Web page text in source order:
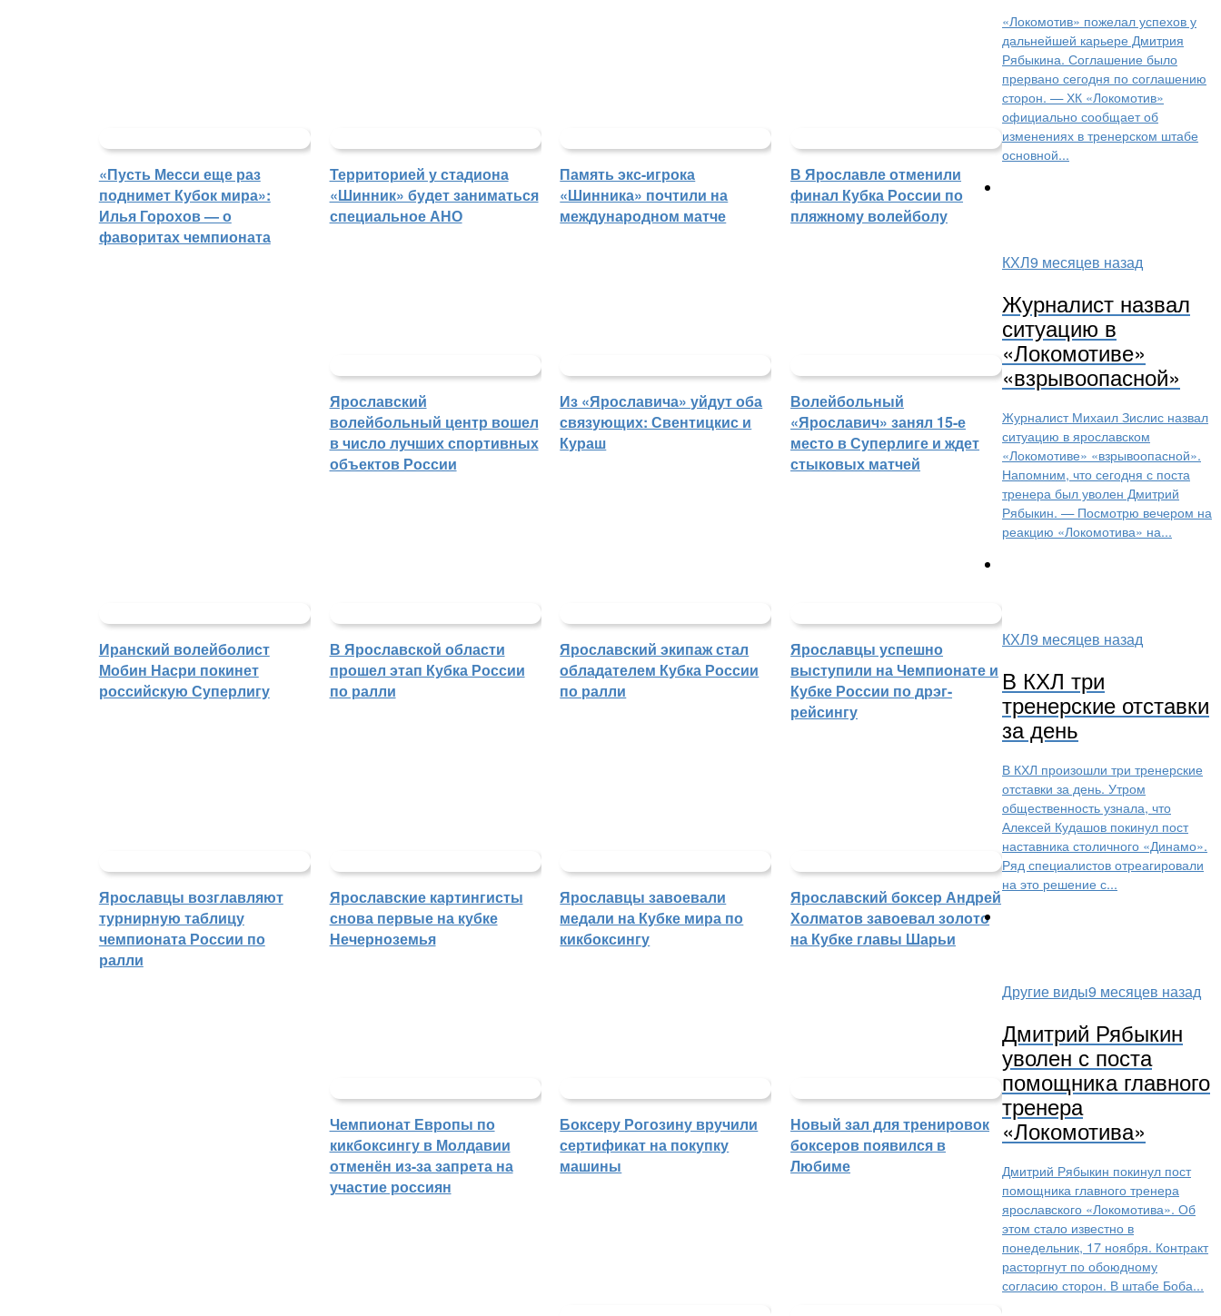
«Пусть Месси еще раз
поднимет Кубок мира»:
Илья Горохов — о
фаворитах чемпионата
Территорией у стадиона
«Шинник» будет заниматься
специальное АНО
Память экс-игрока
«Шинника» почтили на
международном матче
В Ярославле отменили
финал Кубка России по
пляжному волейболу
Ярославский
волейбольный центр вошел
в число лучших спортивных
объектов России
Из «Ярославича» уйдут оба
связующих: Свентицкис и
Кураш
Волейбольный
«Ярославич» занял 15-е
место в Суперлиге и ждет
стыковых матчей
Иранский волейболист
Мобин Насри покинет
российскую Суперлигу
В Ярославской области
прошел этап Кубка России
по ралли
Ярославский экипаж стал
обладателем Кубка России
по ралли
Ярославцы успешно
выступили на Чемпионате и
Кубке России по дрэг-
рейсингу
Ярославцы возглавляют
турнирную таблицу
чемпионата России по
ралли
Ярославские картингисты
снова первые на кубке
Нечерноземья
Ярославцы завоевали
медали на Кубке мира по
кикбоксингу
Ярославский боксер Андрей
Холматов завоевал золото
на Кубке главы Шарьи
Чемпионат Европы по
кикбоксингу в Молдавии
отменён из-за запрета на
участие россиян
Боксеру Рогозину вручили
сертификат на покупку
машины
Новый зал для тренировок
боксеров появился в
Любиме
«Локомотив» пожелал успехов у
дальнейшей карьере Дмитрия
Рябыкина. Соглашение было
прервано сегодня по соглашению
сторон. — ХК «Локомотив»
официально сообщает об
изменениях в тренерском штабе
основной...
КХЛ9 месяцев назад
Журналист назвал
ситуацию в
«Локомотиве»
«взрывоопасной»
Журналист Михаил Зислис назвал
ситуацию в ярославском
«Локомотиве» «взрывоопасной».
Напомним, что сегодня с поста
тренера был уволен Дмитрий
Рябыкин. — Посмотрю вечером на
реакцию «Локомотива» на...
КХЛ9 месяцев назад
В КХЛ три
тренерские отставки
за день
В КХЛ произошли три тренерские
отставки за день. Утром
общественность узнала, что
Алексей Кудашов покинул пост
наставника столичного «Динамо».
Ряд специалистов отреагировали
на это решение с...
Другие виды9 месяцев назад
Дмитрий Рябыкин
уволен с поста
помощника главного
тренера
«Локомотива»
Дмитрий Рябыкин покинул пост
помощника главного тренера
ярославского «Локомотива». Об
этом стало известно в
понедельник, 17 ноября. Контракт
расторгнут по обоюдному
согласию сторон. В штабе Боба...